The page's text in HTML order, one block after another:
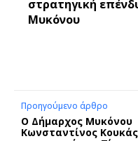
στρατηγική
Μυκόνου
Προηγούμενο άρθρο
Ο Δήμαρχος Μυκόνου
Κωνσταντίνος Κουκάς